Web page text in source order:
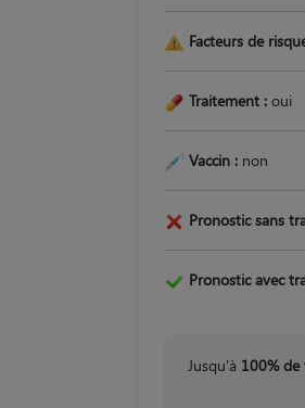
Facteurs de
Traitement : oui
Vaccin : non
Pronostic sans
Pronostic avec
Jusqu'à 100% de